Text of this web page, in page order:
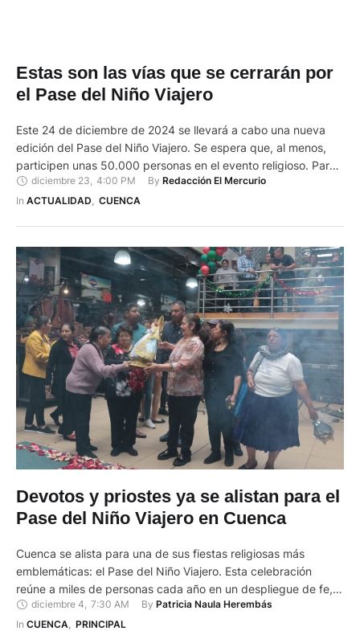
Estas son las vías que se cerrarán por
el Pase del Niño Viajero
Este 24 de diciembre de 2024 se llevará a cabo una nueva
edición del Pase del Niño Viajero. Se espera que, al menos,
participen unas 50.000 personas en el evento religioso. Para
la realización de la gran pasada, se cerrarán tres vías. Para
esto se contará con el apoyo de la EMOV. Las vías que …
diciembre 23 4:00 PM By Redacción El Mercurio
In ACTUALIDAD, CUENCA
Devotos y priostes ya se alistan para el
Pase del Niño Viajero en Cuenca
Cuenca se alista para una de sus fiestas religiosas más
emblemáticas: el Pase del Niño Viajero. Esta celebración
reúne a miles de personas cada año en un despliegue de fe,
cultura y devoción que llena las calles de color y algarabía.
Las familias, los priostes, los devotos y quienes elaboran el
diciembre 4 7:30 AM By Patricia Naula Herembás
In CUENCA, PRINCIPAL